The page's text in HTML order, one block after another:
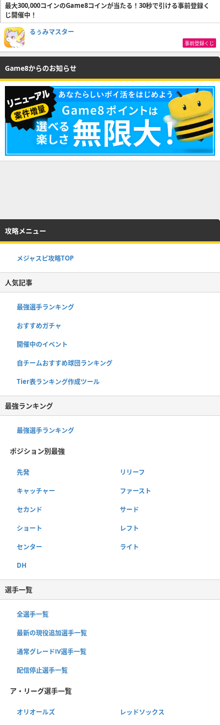
最大300,000コインのGame8コインが当たる！30秒で引ける事前登録く
じ開催中！
るぅみマスター
事前登録くじ
Game8からのお知らせ
攻略メニュー
メジャスピ攻略TOP
人気記事
最強選手ランキング
おすすめガチャ
開催中のイベント
自チームおすすめ球団ランキング
Tier表ランキング作成ツール
最強ランキング
最強選手ランキング
ポジション別最強
先発 リリーフ
キャッチャー ファースト
セカンド サード
ショート レフト
センター ライト
DH
選手一覧
全選手一覧
最新の現役追加選手一覧
通常グレードⅣ選手一覧
配信停止選手一覧
ア・リーグ選手一覧
オリオールズ レッドソックス